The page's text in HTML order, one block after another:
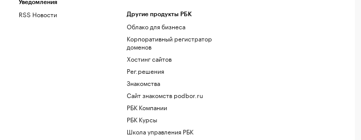
Уведомления
RSS Новости Другие продукты РБК
Облако для бизнеса
Корпоративный регистратор
доменов
Хостинг сайтов
Рег.решения
Знакомства
Сайт знакомств podbor.ru
РБК Компании
РБК Курсы
Школа управления РБК